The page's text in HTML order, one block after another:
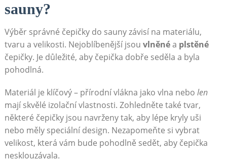
sauny?
Výběr správné čepičky do sauny závisí na materiálu,
tvaru a velikosti. Nejoblíbenější jsou vlněnéa plstěné
čepičky. Je důležité, aby čepička dobře seděla a byla
pohodlná.
Materiál je klíčový – přírodní vlákna jako vlna nebo len
mají skvělé izolační vlastnosti. Zohledněte také tvar,
některé čepičky jsou navrženy tak, aby lépe kryly uši
nebo měly speciální design. Nezapomeňte si vybrat
velikost, která vám bude pohodlně sedět, aby čepička
nesklouzávala.